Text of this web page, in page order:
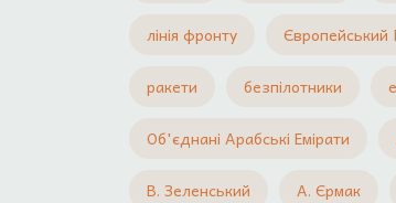
лінія фронту
ракети безпілотники
Об'єднані Арабські Емірати
В. Зеленський А. Єрмак